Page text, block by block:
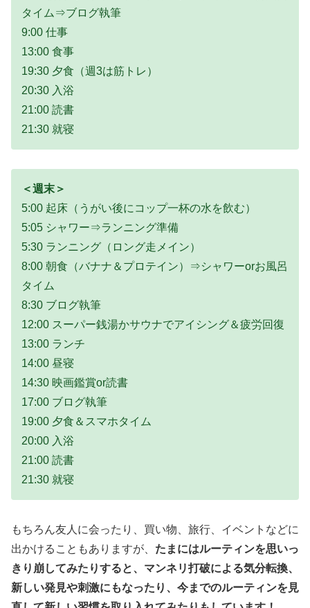
タイム⇒ブログ執筆
9:00 仕事
13:00 食事
19:30 夕食（週3は筋トレ）
20:30 入浴
21:00 読書
21:30 就寝
＜週末＞
5:00 起床（うがい後にコップ一杯の水を飲む）
5:05 シャワー⇒ランニング準備
5:30 ランニング（ロング走メイン）
8:00 朝食（バナナ＆プロテイン）⇒シャワーorお風呂
タイム
8:30 ブログ執筆
12:00 スーパー銭湯かサウナでアイシング＆疲労回復
13:00 ランチ
14:00 昼寝
14:30 映画鑑賞or読書
17:00 ブログ執筆
19:00 夕食＆スマホタイム
20:00 入浴
21:00 読書
21:30 就寝
もちろん友人に会ったり、買い物、旅行、イベントなどに
出かけることもありますが、 たまにはルーティンを思いっ
きり崩してみたりすると、マンネリ打破による気分転換、
新しい発見や刺激にもなったり、今までのルーティンを見